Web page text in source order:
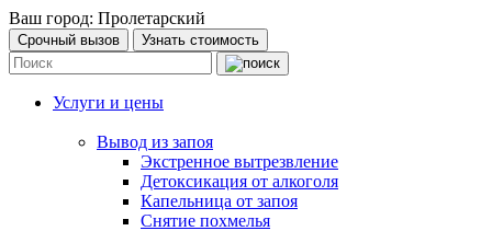
Ваш город: Пролетарский
Срочный вызов Узнать стоимость
Услуги и цены
Вывод из запоя
Экстренное вытрезвление
Детоксикация от алкоголя
Капельница от запоя
Снятие похмелья